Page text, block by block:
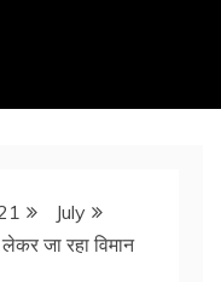
July
जा रहा विमान